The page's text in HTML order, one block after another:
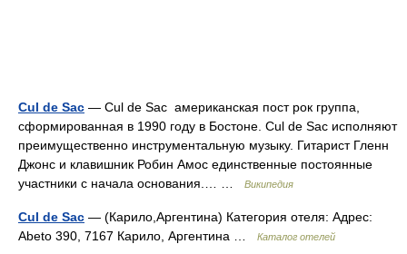
Cul de Sac — Cul de Sac американская пост рок группа,
сформированная в 1990 году в Бостоне. Cul de Sac исполняют
преимущественно инструментальную музыку. Гитарист Гленн
Джонс и клавишник Робин Амос единственные постоянные
участники с начала основания.… …
Википедия
Cul de Sac — (Карило,Аргентина) Категория отеля: Адрес:
Abeto 390, 7167 Карило, Аргентина …
Каталог отелей